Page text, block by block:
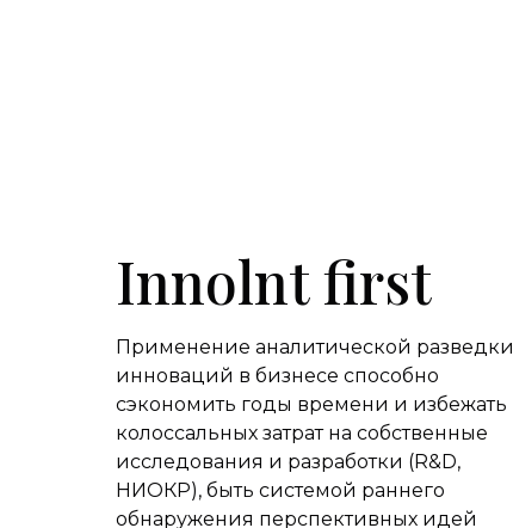
Innolnt first
Применение аналитической разведки
инноваций в бизнесе способно
сэкономить годы времени и избежать
колоссальных затрат на собственные
исследования и разработки (R&D,
НИОКР), быть системой раннего
обнаружения перспективных идей